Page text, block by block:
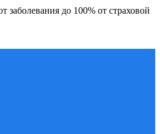
заболевания до 100% от страховой